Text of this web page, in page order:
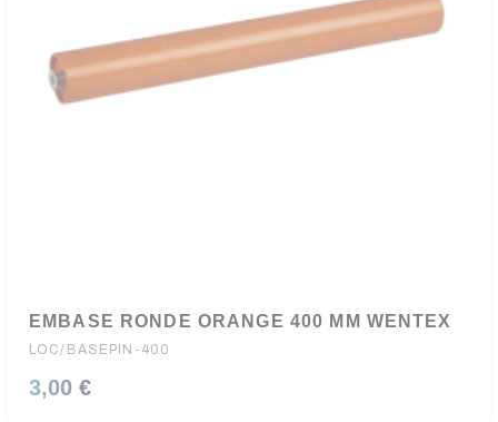
EMBASE RONDE ORANGE 400 MM WENTEX
LOC/BASEPIN-400
3,00 €